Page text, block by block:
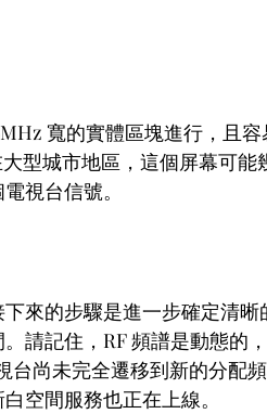
寬的實體區塊進行，且
型城市地區，這個屏幕可
視台信號。
來的步驟是進一步確定清
請記住，RF 頻譜是動態的
台尚未完全遷移到新的分配
空間服務也正在上線。